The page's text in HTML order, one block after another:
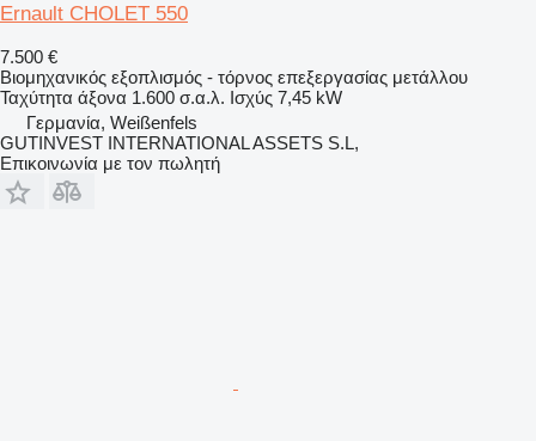
Ernault CHOLET 550
7.500 €
Βιομηχανικός εξοπλισμός - τόρνος επεξεργασίας μετάλλου
Ταχύτητα άξονα 1.600 σ.α.λ. Ισχύς 7,45 kW
Γερμανία, Weißenfels
GUTINVEST INTERNATIONAL ASSETS S.L,
Επικοινωνία με τον πωλητή